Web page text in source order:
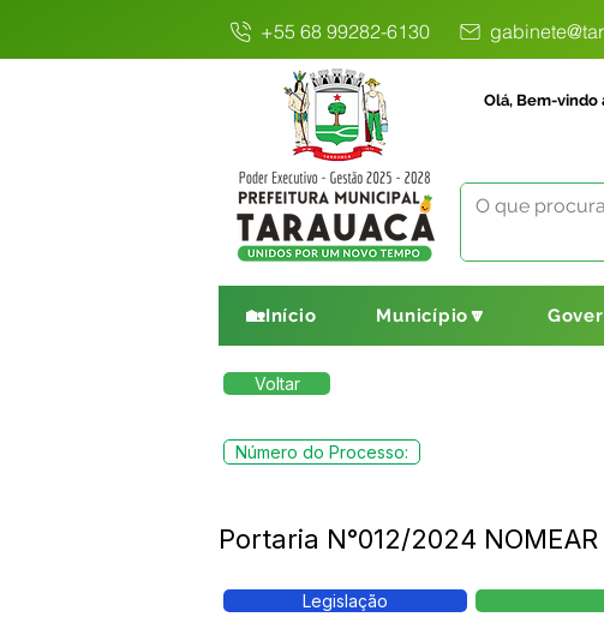
+55 68 99282-6130
Olá, Bem-vindo
🏡Início Município🔽
Voltar
Número do Processo:
Portaria N°012/2024 NOMEAR
Legislação